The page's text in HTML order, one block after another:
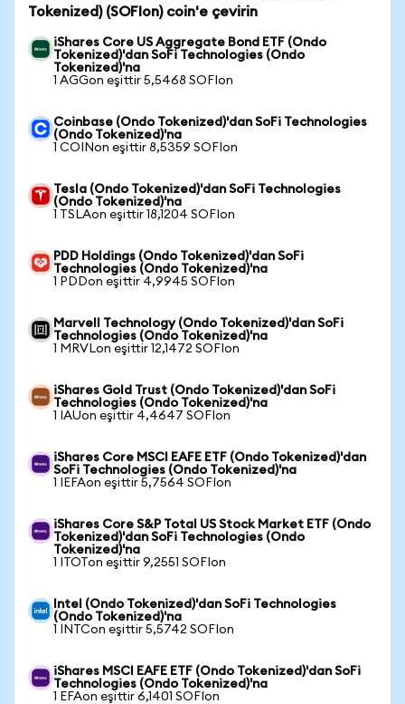
Tokenized) (SOFIon) coin'e çevirin
iShares Core US Aggregate Bond ETF (Ondo
Tokenized)'dan SoFi Technologies (Ondo
Tokenized)'na
1 AGGon eşittir 5,5468 SOFIon
Coinbase (Ondo Tokenized)'dan SoFi Technologies
(Ondo Tokenized)'na
1 COINon eşittir 8,5359 SOFIon
Tesla (Ondo Tokenized)'dan SoFi Technologies
(Ondo Tokenized)'na
1 TSLAon eşittir 18,1204 SOFIon
PDD Holdings (Ondo Tokenized)'dan SoFi
Technologies (Ondo Tokenized)'na
1 PDDon eşittir 4,9945 SOFIon
Marvell Technology (Ondo Tokenized)'dan SoFi
Technologies (Ondo Tokenized)'na
1 MRVLon eşittir 12,1472 SOFIon
iShares Gold Trust (Ondo Tokenized)'dan SoFi
Technologies (Ondo Tokenized)'na
1 IAUon eşittir 4,4647 SOFIon
iShares Core MSCI EAFE ETF (Ondo Tokenized)'dan
SoFi Technologies (Ondo Tokenized)'na
1 IEFAon eşittir 5,7564 SOFIon
iShares Core S&P Total US Stock Market ETF (Ondo
Tokenized)'dan SoFi Technologies (Ondo
Tokenized)'na
1 ITOTon eşittir 9,2551 SOFIon
Intel (Ondo Tokenized)'dan SoFi Technologies
(Ondo Tokenized)'na
1 INTCon eşittir 5,5742 SOFIon
iShares MSCI EAFE ETF (Ondo Tokenized)'dan SoFi
Technologies (Ondo Tokenized)'na
1 EFAon eşittir 6,1401 SOFIon